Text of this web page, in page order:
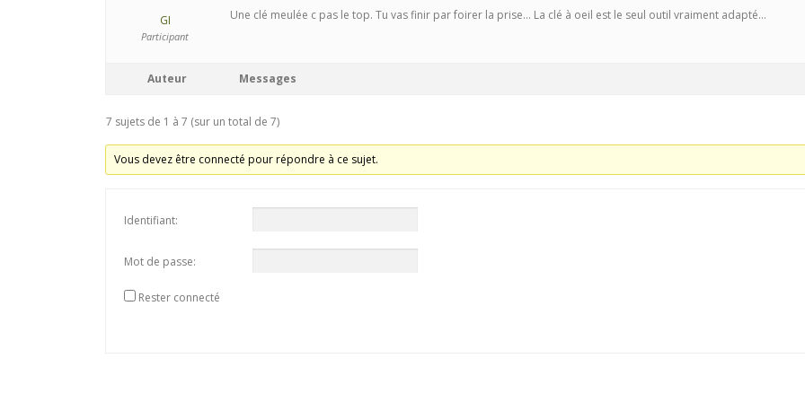
GI
Participant
Une clé meulée c pas le top. Tu vas finir par foirer la prise… La clé à oeil est le seul outil vraiment adapté…
Auteur Messages
7 sujets de 1 à 7 (sur un total de 7)
Vous devez être connecté pour répondre à ce sujet.
Identifiant:
Mot de passe:
Rester connecté